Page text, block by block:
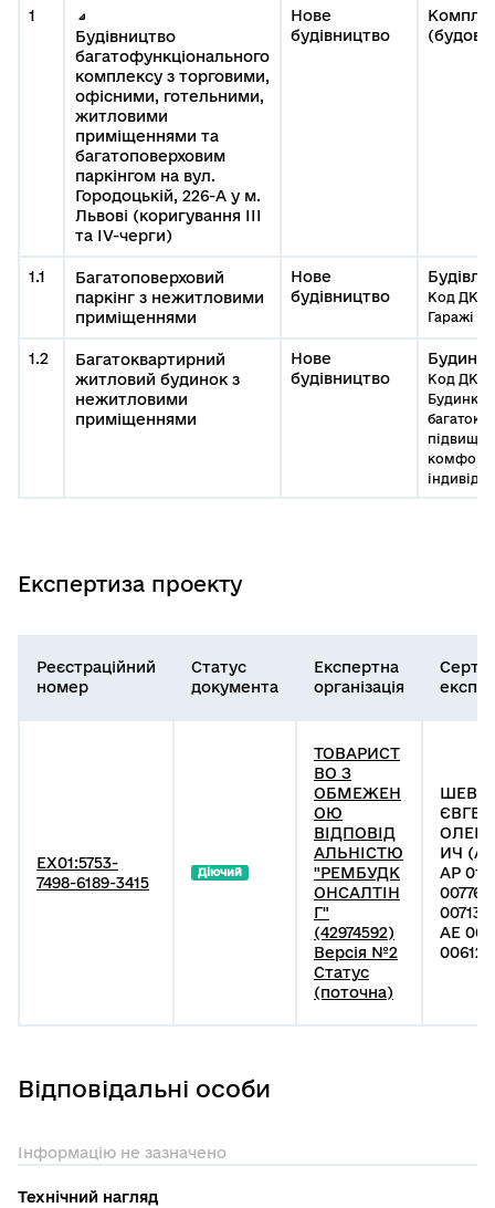
1
Будівництво
багатофункціонального
комплексу з торговими,
офісними, готельними,
житловими
приміщеннями та
багатоповерховим
паркінгом на вул.
Городоцькій, 226-А у м.
Львові (коригування ІІІ
та ІV-черги)
Нове
будівництво
1.1
Багатоповерховий
паркінг з нежитловими
приміщеннями
Нове
будівництво
Будівля
Код
Гаражі
1.2
Багатоквартирний
житловий будинок з
нежитловими
приміщеннями
Нове
будівництво
Будинок
Код
Будинки
Експертиза проекту
Реєстраційний
номер
Статус
документа
Експертна
організація
EX01:5753-
7498-6189-3415
Діючий
ТОВАРИСТ
ВО З
ОБМЕЖЕН
ОЮ
ВІДПОВІД
АЛЬНІСТЮ
"РЕМБУДК
ОНСАЛТІН
Г"
(42974592)
Версія №2
Статус
(поточна)
ИЧ (АР
АР
АЕ
Відповідальні особи
Інформацію не зазначено
Технічний нагляд